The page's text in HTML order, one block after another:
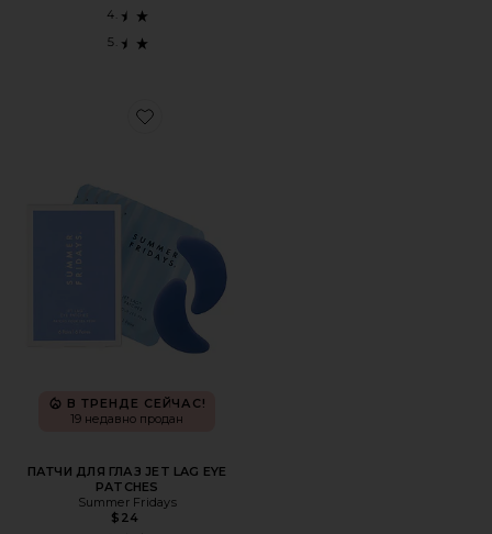
Favorite ПАТЧИ ДЛЯ ГЛАЗ JET LAG EYE PATCHES
В ТРЕНДЕ СЕЙЧАС!
19 недавно продан
ПАТЧИ ДЛЯ ГЛАЗ JET LAG EYE
PATCHES
Summer Fridays
$24